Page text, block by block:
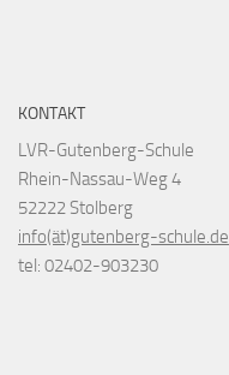
KONTAKT
LVR-Gutenberg-Schule
Rhein-Nassau-Weg 4
52222 Stolberg
info(ät)gutenberg-schule.de
tel: 02402-903230